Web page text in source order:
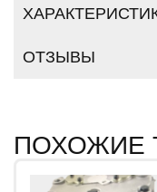
ОТЗЫВЫ
ПОХОЖИЕ